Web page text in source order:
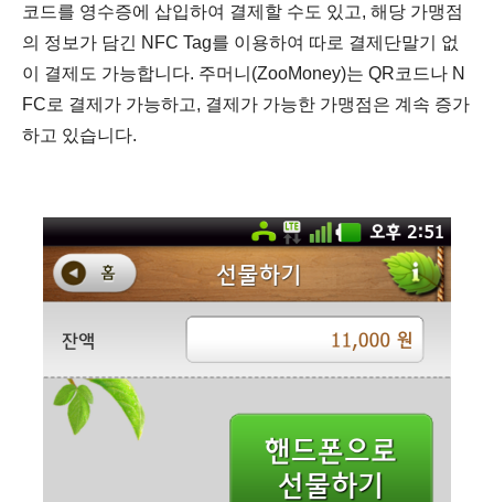
코드를 영수증에 삽입하여 결제할 수도 있고, 해당 가맹점
의 정보가 담긴 NFC Tag를 이용하여 따로 결제단말기 없
이 결제도 가능합니다. 주머니(ZooMoney)는 QR코드나 N
FC로 결제가 가능하고, 결제가 가능한 가맹점은 계속 증가
하고 있습니다.